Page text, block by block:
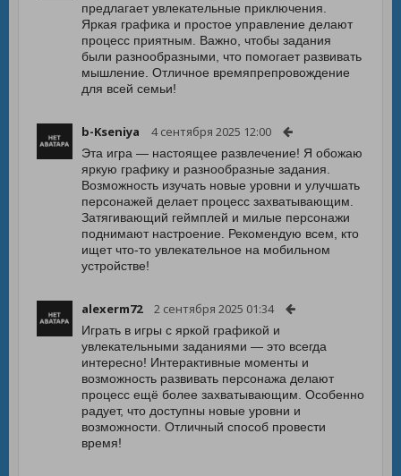
предлагает увлекательные приключения.
Яркая графика и простое управление делают
процесс приятным. Важно, чтобы задания
были разнообразными, что помогает развивать
мышление. Отличное времяпрепровождение
для всей семьи!
b-Kseniya 4 сентября 2025 12:00
Эта игра — настоящее развлечение! Я обожаю
яркую графику и разнообразные задания.
Возможность изучать новые уровни и улучшать
персонажей делает процесс захватывающим.
Затягивающий геймплей и милые персонажи
поднимают настроение. Рекомендую всем, кто
ищет что-то увлекательное на мобильном
устройстве!
alexerm72 2 сентября 2025 01:34
Играть в игры с яркой графикой и
увлекательными заданиями — это всегда
интересно! Интерактивные моменты и
возможность развивать персонажа делают
процесс ещё более захватывающим. Особенно
радует, что доступны новые уровни и
возможности. Отличный способ провести
время!